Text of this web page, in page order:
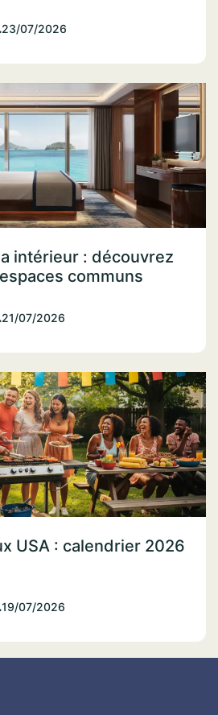
.23/07/2026
intérieur : découvrez
communs
.21/07/2026
USA : calendrier 2026
.19/07/2026